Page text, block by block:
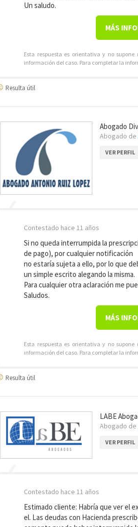
Un saludo.
MÁS
Esta respuesta es orientativa y no
información del caso. Para completar la
Resulta útil
Abogado
Abogado de
VER PERFIL
Contestado hace 11 años
Si no queda interrumpida la
de pago), por cualquier notificación
no estaría sujeta a ello, por lo que
un simple escrito alegando la misma.
Para cualquier otra aclaración me
Saludos.
MÁS
Esta respuesta es orientativa y no
información del caso. Para completar la
Resulta útil
LABE
Abogado de
VER PERFIL
Contestado hace 11 años
Estimado cliente: Habría que ver el
el. Las deudas con Hacienda